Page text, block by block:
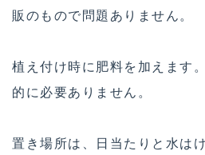
販のもので問題ありません。
植え付け時に肥料を加えます
的に必要ありません。
置き場所は、日当たりと水は